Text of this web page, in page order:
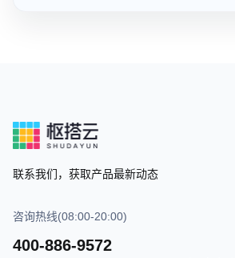
联系我们，获取产品最新动态
咨询热线(08:00-20:00)
400-886-9572